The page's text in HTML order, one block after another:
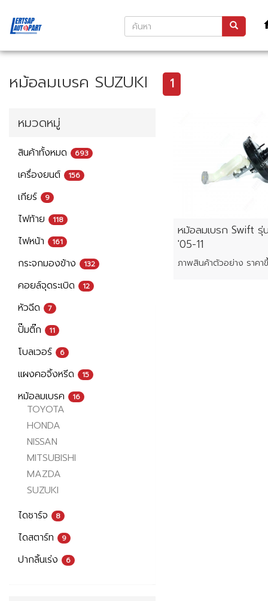
หม้อลมเบรค SUZUKI 1
หมวดหมู่
สินค้าทั้งหมด 693
เครื่องยนต์ 156
เกียร์ 9
ไฟท้าย 118
ไฟหน้า 161
กระจกมองข้าง 132
คอยล์จุดระเบิด 12
หัวฉีด 7
ปั๊มติ๊ก 11
โบลเวอร์ 6
แผงคอจิ้งหรีด 15
หม้อลมเบรค 16
TOYOTA
HONDA
NISSAN
MITSUBISHI
MAZDA
SUZUKI
ไดชาร์จ
8
ไดสตาร์ท 9
ปากลิ้นเร่ง 6
หม้อลมเบรก Swift รุ่
'05-11